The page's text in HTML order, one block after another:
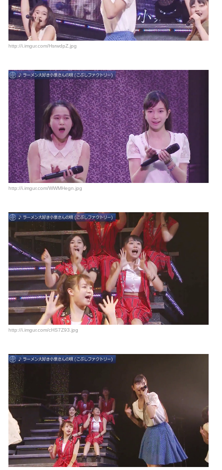
http://i.imgur.com/HsrwdpZ.jpg
http://i.imgur.com/WWMHegn.jpg
http://i.imgur.com/cHS7Z93.jpg